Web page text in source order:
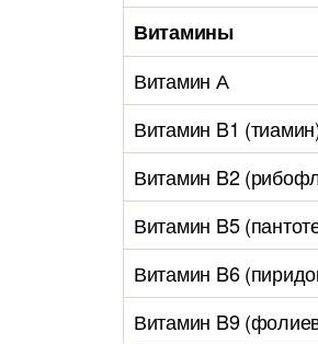
Витамины
Витамин А
Витамин B1
Витамин B2
Витамин B5
Витамин B6
Витамин B9